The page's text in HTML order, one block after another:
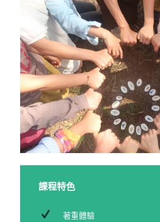
課程特色
著重體驗